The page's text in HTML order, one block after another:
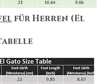
für Herren (El